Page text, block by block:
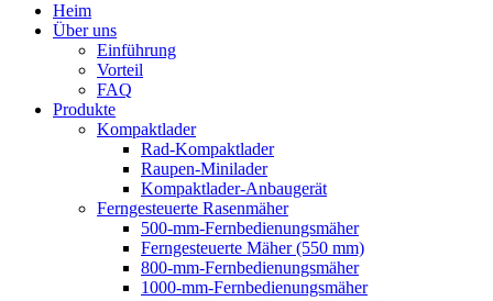
Heim
Über uns
Einführung
Vorteil
FAQ
Produkte
Kompaktlader
Rad-Kompaktlader
Raupen-Minilader
Kompaktlader-Anbaugerät
Ferngesteuerte Rasenmäher
500-mm-Fernbedienungsmäher
Ferngesteuerte Mäher (550 mm)
800-mm-Fernbedienungsmäher
1000-mm-Fernbedienungsmäher